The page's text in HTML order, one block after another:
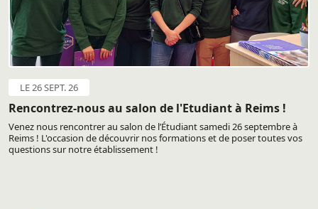
LE 26 SEPT. 26
Rencontrez-nous au salon de l'Etudiant à Reims !
Venez nous rencontrer au salon de l’Étudiant samedi 26 septembre à
Reims ! L'occasion de découvrir nos formations et de poser toutes vos
questions sur notre établissement !